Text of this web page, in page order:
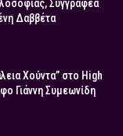
Συγγραφέα
Δαββέτα
Χούντα” στο High
Γιάννη Συμεωνίδη